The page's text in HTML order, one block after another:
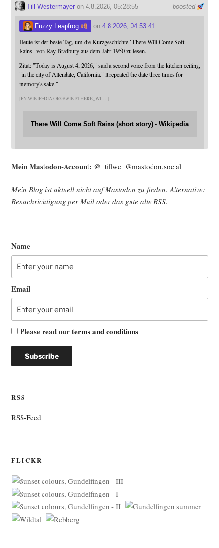
boosted
Till Westermayeron 4.8.2026, 05:28:55
Fuzzy Leapfrog on4.8.2026, 04:53:41
Heute ist der beste Tag, um die Kurzgeschichte "There Will Come Soft
Rains" von Ray Bradbury aus dem Jahr 1950 zu lesen.
Zitat: "Today is August 4, 2026," said a second voice from the kitchen ceiling,
"in the city of Allendale, California." lt repeated the date three times for
memory's sake."
EN.WIKIPEDIA.ORG/WIKI/THERE_WI
There Will Come Soft Rains (short story) - Wikipedia
Mein Mast­o­don-Account: @_tillwe_@mastodon.social
Mein Blog ist aktu­ell nicht auf Mast­o­don zu fin­den. Alter­na­ti­ve:
Benach­rich­ti­gung per Mail oder das gute alte RSS.
Name
Email
Please read ourterms and conditions
RSS
RSS-Feed
FLICKR